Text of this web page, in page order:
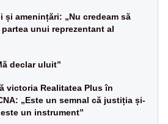
și amenințări: „Nu credeam să
unui reprezentant al
declar uluit”
victoria Realitatea Plus în
„Este un semnal că justiția și-
un instrument”